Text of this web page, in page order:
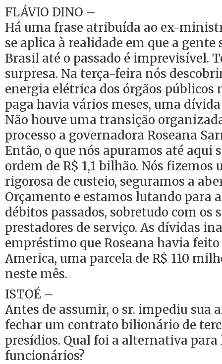
FLÁVIO DINO –
Há uma frase atribuída ao ex-
se aplica à realidade em que a gente
Brasil até o passado é imprevisível.
surpresa. Na terça-feira nós
energia elétrica dos órgãos públicos
paga havia vários meses, uma
Não houve uma transição
processo a governadora Roseana
Então, o que nós apuramos até aqui
ordem de R$ 1,1 bilhão. Nós fizemos
rigorosa de custeio, seguramos a
Orçamento e estamos lutando para
débitos passados, sobretudo com os
prestadores de serviço. As dívidas
empréstimo que Roseana havia
America, uma parcela de R$ 110
neste mês.
ISTOÉ –
Antes de assumir, o sr. impediu sua
fechar um contrato bilionário de
presídios. Qual foi a alternativa
funcionários?